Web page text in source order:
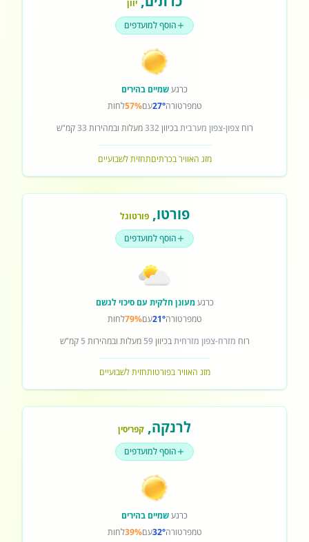
יוון
הוסף למועדפים
כרגעשמיים בהירים
טמפרטורה27°עם57%לחות
רוחצפון-צפון מערביתבכיוון332מעלות ובמהירות 33קמ"ש
מזג האוויר בכרתיםתחזית לשבועיים
פורטו,פורטוגל
הוסף למועדפים
כרגעמעונן חלקית עם סיכוי לגשם
טמפרטורה21°עם79%לחות
רוח מזרח-צפון מזרחיתבכיוון59 מעלות ובמהירות 5 קמ"ש
מזג האוויר בפורטותחזית לשבועיים
לרנקה, קפריסין
הוסף למועדפים
כרגעשמיים בהירים
טמפרטורה32°עם39%לחות